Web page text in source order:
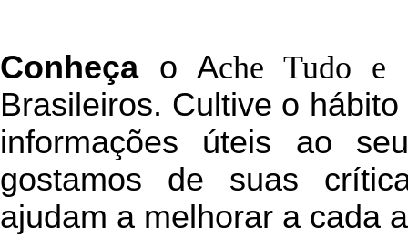
Conheçao Ache Tudo e
Brasileiros. Cultive o
informações úteis ao
gostamos de suas
ajudam a melhorar a cada